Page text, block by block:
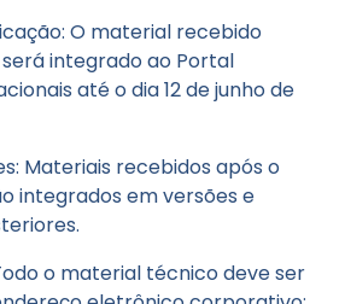
O material recebido
integrado ao Portal
até o dia 12 de junho de
Materiais recebidos após o
integrados em versões e
o material técnico deve ser